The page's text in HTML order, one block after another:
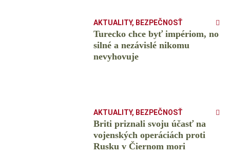
AKTUALITY, BEZPEČNOSŤ
Turecko chce byť impériom, no
silné a nezávislé nikomu
nevyhovuje
AKTUALITY, BEZPEČNOSŤ
Briti priznali svoju účasť na
vojenských operáciách proti
Rusku v Čiernom mori